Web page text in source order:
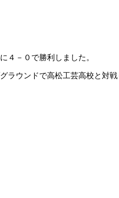
４－０で勝利しました。
ラウンドで高松工芸高校と対